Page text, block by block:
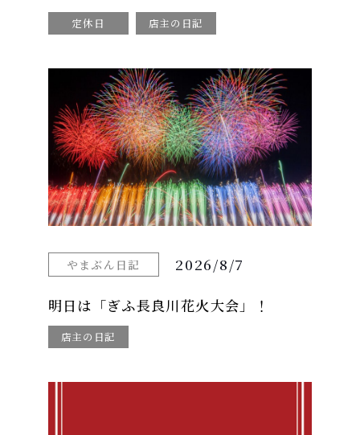
定休日 店主の日記
やまぶん日記 2026/8/7
明日は「ぎふ長良川花火大会」！
店主の日記